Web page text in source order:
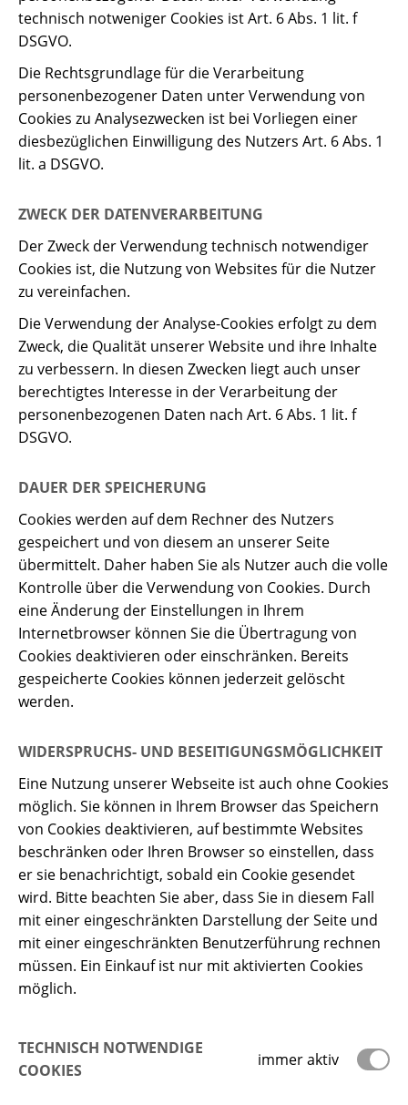
technisch notweniger Cookies ist Art. 6 Abs. 1 lit. f
DSGVO.
Die Rechtsgrundlage für die Verarbeitung
personenbezogener Daten unter Verwendung von
Cookies zu Analysezwecken ist bei Vorliegen einer
diesbezüglichen Einwilligung des Nutzers Art. 6 Abs. 1
lit. a DSGVO.
ZWECK DER DATENVERARBEITUNG
Der Zweck der Verwendung technisch notwendiger
Cookies ist, die Nutzung von Websites für die Nutzer
zu vereinfachen.
Die Verwendung der Analyse-Cookies erfolgt zu dem
Zweck, die Qualität unserer Website und ihre Inhalte
zu verbessern. In diesen Zwecken liegt auch unser
berechtigtes Interesse in der Verarbeitung der
personenbezogenen Daten nach Art. 6 Abs. 1 lit. f
DSGVO.
DAUER DER SPEICHERUNG
Cookies werden auf dem Rechner des Nutzers
gespeichert und von diesem an unserer Seite
übermittelt. Daher haben Sie als Nutzer auch die volle
Kontrolle über die Verwendung von Cookies. Durch
eine Änderung der Einstellungen in Ihrem
Internetbrowser können Sie die Übertragung von
Cookies deaktivieren oder einschränken. Bereits
gespeicherte Cookies können jederzeit gelöscht
werden.
WIDERSPRUCHS- UND BESEITIGUNGSMÖGLICHKEIT
Eine Nutzung unserer Webseite ist auch ohne Cookies
möglich. Sie können in Ihrem Browser das Speichern
von Cookies deaktivieren, auf bestimmte Websites
beschränken oder Ihren Browser so einstellen, dass
er sie benachrichtigt, sobald ein Cookie gesendet
wird. Bitte beachten Sie aber, dass Sie in diesem Fall
mit einer eingeschränkten Darstellung der Seite und
mit einer eingeschränkten Benutzerführung rechnen
müssen. Ein Einkauf ist nur mit aktivierten Cookies
möglich.
TECHNISCH NOTWENDIGE
COOKIES
immer aktiv